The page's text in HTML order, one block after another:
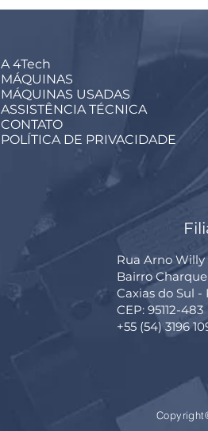
A 4Tech
MÁQUINAS
MÁQUINAS USADAS
ASSISTÊNCIA TÉCNICA
CONTATO
POLÍTICA DE PRIVACIDADE
Rua Arno Willy
Bairro
Caxias do Sul -
CEP: 95112-483
+55 (54) 3196